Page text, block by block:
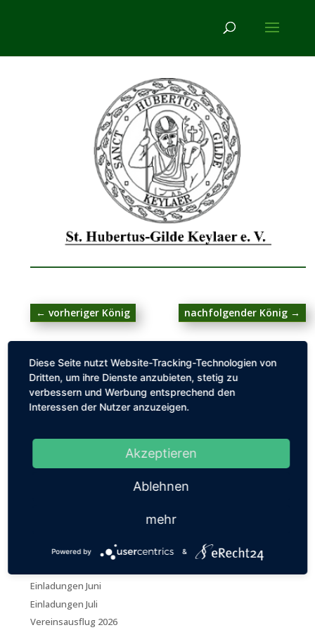
←vorheriger König nachfolgender König→
König 1950
1950 fand das erste Voeglschießen nach dem 2. Weltkrieg statt.
König Peter Bocksteegers, Adjutant Johann Spolders
Trauernachricht Reinhold Hentemann
Einladungen Juni
Einladungen Juli
Vereinsausflug 2026
Diese Seite nutzt Website-Tracking-Technologien von
Dritten, um ihre Dienste anzubieten, stetig zu
verbessern und Werbung entsprechend den
Interessen der Nutzer anzuzeigen.
Akzeptieren
Ablehnen
mehr
Powered by &